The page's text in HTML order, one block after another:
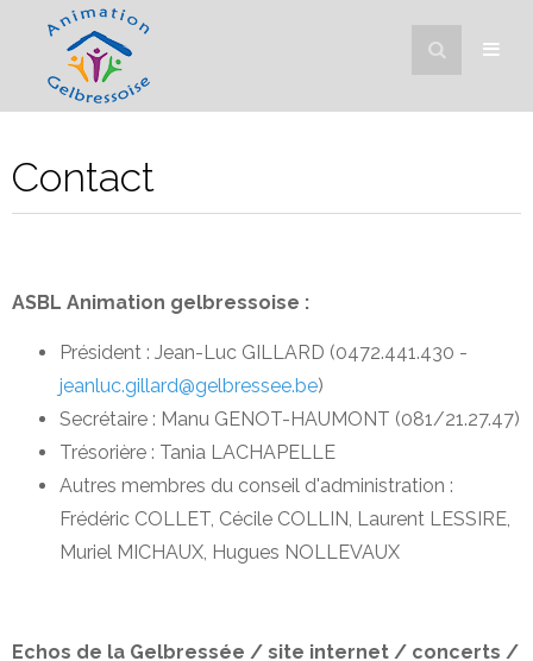
Contact
ASBL Animation gelbressoise :
Président : Jean-Luc GILLARD (0472.441.430 -
jeanluc.gillard@gelbressee.be)
Secrétaire : Manu GENOT-HAUMONT (081/21.27.47)
Trésorière : Tania LACHAPELLE
Autres membres du conseil d'administration :
Frédéric COLLET, Cécile COLLIN, Laurent LESSIRE,
Muriel MICHAUX, Hugues NOLLEVAUX
Echos de la Gelbressée / site internet / concerts /